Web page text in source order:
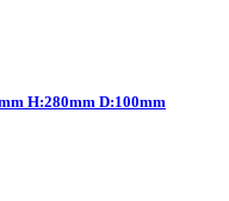
H:280mm D:100mm